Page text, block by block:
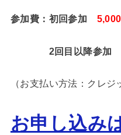
参加費：初回参加
2回目以降参加
（お支払い方法：クレジ
お申し込み